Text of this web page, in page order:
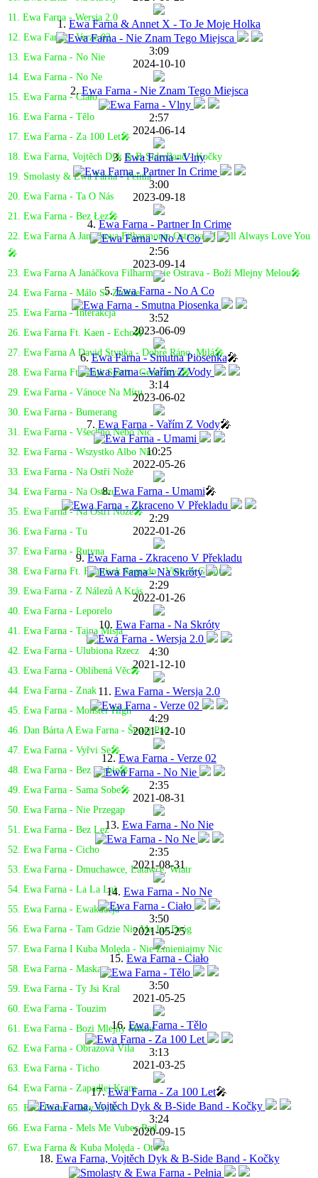
11. Ewa Farna - Wersja 2.0
12. Ewa Farna - Verze 02
13. Ewa Farna - No Nie
14. Ewa Farna - No Ne
15. Ewa Farna - Ciało
16. Ewa Farna - Tělo
17. Ewa Farna - Za 100 Let🎤
18. Ewa Farna, Vojtěch Dyk & B-Side Band - Kočky
19. Smolasty & Ewa Farna - Pełnia
20. Ewa Farna - Ta O Nás
21. Ewa Farna - Bez Łez🎤
22. Ewa Farna A Janáčkova Filharmonie Ostrava - I Will Always Love You
🎤
23. Ewa Farna A Janáčkova Filharmonie Ostrava - Boží Mlejny Melou🎤
24. Ewa Farna - Málo Se Známe
25. Ewa Farna - Interakcja
26. Ewa Farna Ft. Kaen - Echo🎤
27. Ewa Farna A David Stypka - Dobré Ráno, Milá🎤
28. Ewa Farna Ft. Majk Spirit - Generácya🎤
29. Ewa Farna - Vánoce Na Míru
30. Ewa Farna - Bumerang
31. Ewa Farna - Všechno Nebo Nic
32. Ewa Farna - Wszystko Albo Nic
33. Ewa Farna - Na Ostří Nože
34. Ewa Farna - Na Ostrzu
35. Ewa Farna - Na Ostrí Nože🎤
36. Ewa Farna - Tu
37. Ewa Farna - Rutyna
38. Ewa Farna Ft. Frantisek Segrado - Vino Je Grunt
39. Ewa Farna - Z Nálezů A Krás
40. Ewa Farna - Leporelo
41. Ewa Farna - Tajna Misja
42. Ewa Farna - Ulubiona Rzecz
43. Ewa Farna - Oblíbená Věc🎤
44. Ewa Farna - Znak
45. Ewa Farna - Monster High
46. Dan Bárta A Ewa Farna - Šestej Pád
47. Ewa Farna - Vyřvi Se🎤
48. Ewa Farna - Bez Ciebie🎤
49. Ewa Farna - Sama Sobe🎤
50. Ewa Farna - Nie Przegap
51. Ewa Farna - Bez Lez
52. Ewa Farna - Cicho
53. Ewa Farna - Dmuchawce, Latawce, Wiatr
54. Ewa Farna - La La Laj
55. Ewa Farna - Ewakuacja
56. Ewa Farna - Tam Gdzie Nie Ma Już Dróg
57. Ewa Farna I Kuba Molęda - Nie Zmieniajmy Nic
58. Ewa Farna - Maska
59. Ewa Farna - Ty Jsi Kral
60. Ewa Farna - Touzim
61. Ewa Farna - Bozi Mlejny Melou
62. Ewa Farna - Obrazová Víla
63. Ewa Farna - Ticho
64. Ewa Farna - Zapadlej Kram
65. Ewa Farna - Jaky To Je
66. Ewa Farna - Mels Me Vubec Rad
67. Ewa Farna & Kuba Molęda - Oto Ja
1. Ewa Farna & Annet X - To Je Moje Holka
3:09
2024-10-10
2.Ewa Farna - Nie Znam Tego Miejsca
2:57
2024-06-14
3.Ewa Farna - Vlny
3:00
2023-09-18
4. Ewa Farna - Partner In Crime
2:56
2023-09-14
5.Ewa Farna - No A Co
3:52
2023-06-09
6.Ewa Farna - Smutna Piosenka🎤
3:14
2023-06-02
7. Ewa Farna - Vařím Z Vody🎤
10:25
2022-05-26
8.Ewa Farna - Umami🎤
2:29
2022-01-26
9.Ewa Farna - Zkraceno V Překladu
2:29
2022-01-26
10. Ewa Farna - Na Skróty
4:30
2021-12-10
11. Ewa Farna - Wersja 2.0
4:29
2021-12-10
12.Ewa Farna - Verze 02
2:35
2021-08-31
13. Ewa Farna - No Nie
2:35
2021-08-31
14. Ewa Farna - No Ne
3:50
2021-05-25
15. Ewa Farna - Ciało
3:50
2021-05-25
16. Ewa Farna - Tělo
3:13
2021-03-25
17.Ewa Farna - Za 100 Let🎤
3:24
2020-09-15
18. Ewa Farna, Vojtěch Dyk & B-Side Band - Kočky